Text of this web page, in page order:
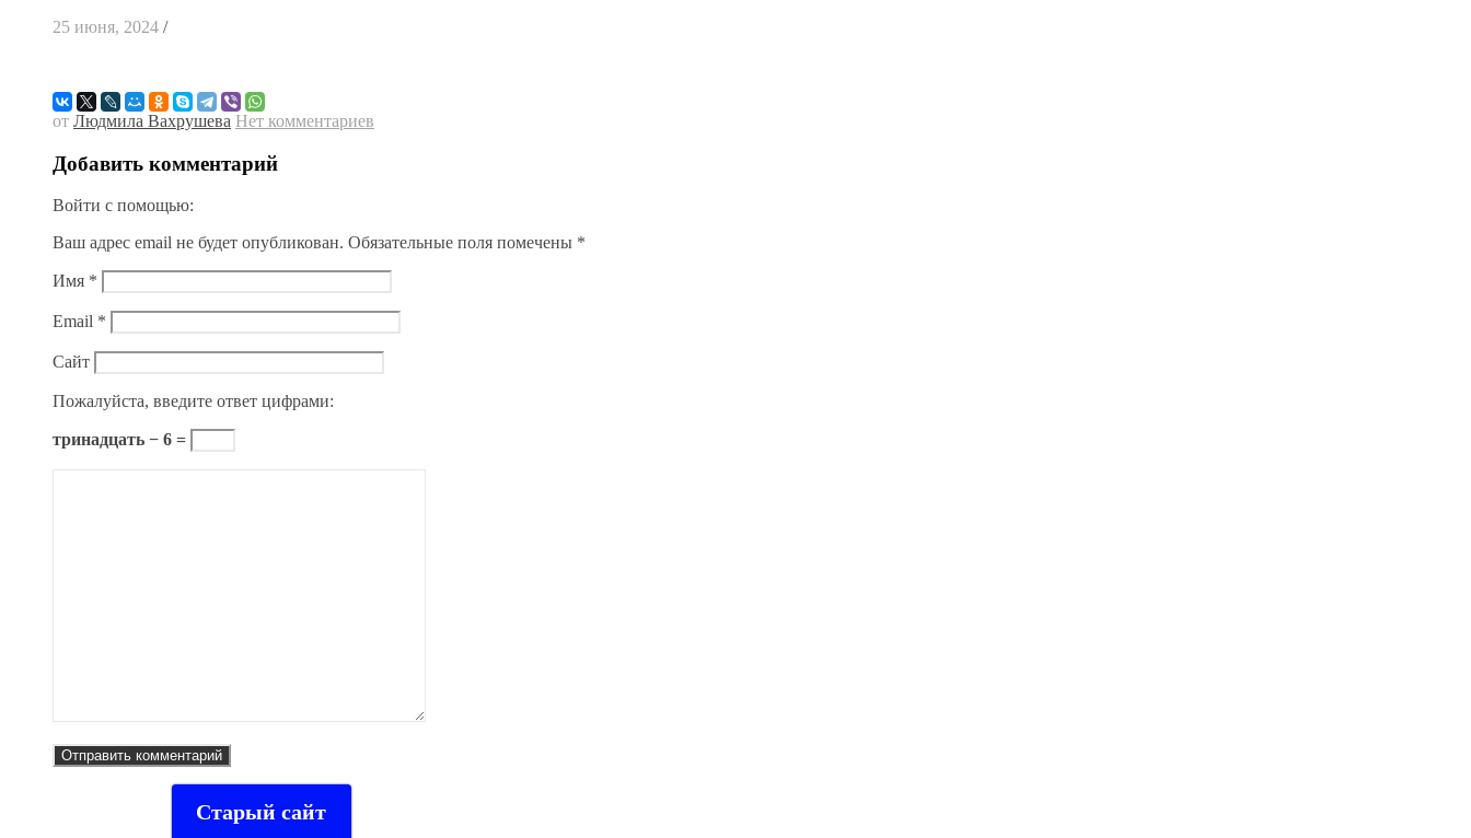
25 июня, 2024 /
от Людмила Вахрушева Нет комментариев
Добавить комментарий
Войти с помощью:
Ваш адрес email не будет опубликован. Обязательные поля помечены *
Имя *
Email *
Сайт
Пожалуйста, введите ответ цифрами:
тринадцать − 6 =
Старый сайт